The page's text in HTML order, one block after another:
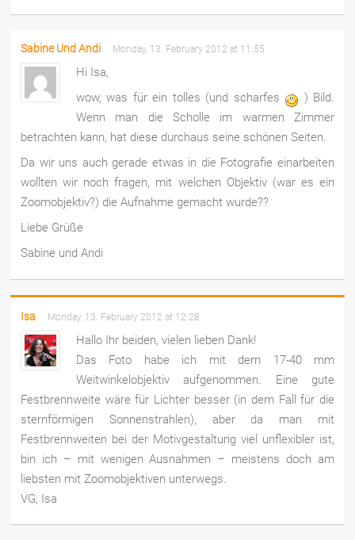
Sabine Und Andi Monday, 13. February 2012 at 11:55
Hi Isa,
wow, was für ein tolles (und scharfes
) Bild.
Wenn man die Scholle im warmen Zimmer
betrachten kann, hat diese durchaus seine schönen Seiten.
Da wir uns auch gerade etwas in die Fotografie einarbeiten
wollten wir noch fragen, mit welchen Objektiv (war es ein
Zoomobjektiv?) die Aufnahme gemacht wurde??
Liebe Grüße
Sabine und Andi
Isa Monday, 13. February 2012 at 12:28
Hallo Ihr beiden, vielen lieben Dank!
Das Foto habe ich mit dem 17-40 mm
Weitwinkelobjektiv aufgenommen. Eine gute
Festbrennweite wäre für Lichter besser (in dem Fall für die
sternförmigen Sonnenstrahlen), aber da man mit
Festbrennweiten bei der Motivgestaltung viel unflexibler ist,
bin ich – mit wenigen Ausnahmen – meistens doch am
liebsten mit Zoomobjektiven unterwegs.
VG, Isa